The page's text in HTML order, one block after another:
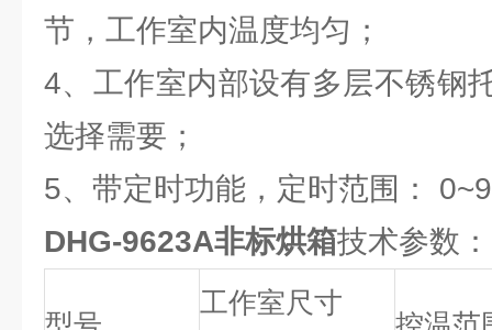
节，工作室内温度均匀；
4、工作室内部设有多层不锈钢
选择需要；
5、带定时功能，定时范围：
DHG-9623A非标烘箱技术参数：
工作室尺寸